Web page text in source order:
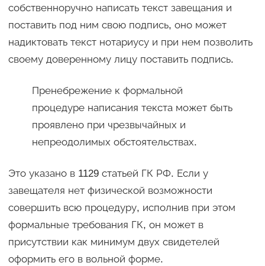
собственноручно написать текст завещания и
поставить под ним свою подпись, оно может
надиктовать текст нотариусу и при нем позволить
своему доверенному лицу поставить подпись.
Пренебрежение к формальной
процедуре написания текста может быть
проявлено при чрезвычайных и
непреодолимых обстоятельствах.
Это указано в 1129 статьей ГК РФ. Если у
завещателя нет физической возможности
совершить всю процедуру, исполнив при этом
формальные требования ГК, он может в
присутствии как минимум двух свидетелей
оформить его в вольной форме.